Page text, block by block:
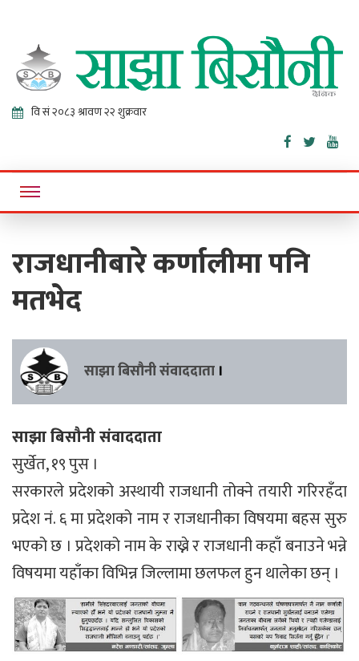
Sajha
Bisaunee
Online News Portal
राजधानीबारे कर्णालीमा पनि
मतभेद
साझा बिसौनी संवाददाता ।
साझा बिसौनी संवाददाता
सुर्खेत, १९ पुस ।
सरकारले प्रदेशको अस्थायी राजधानी तोक्ने तयारी गरिरहँदा
प्रदेश नं. ६ मा प्रदेशको नाम र राजधानीका विषयमा बहस सुरु
भएको छ । प्रदेशको नाम के राख्ने र राजधानी कहाँ बनाउने भन्ने
विषयमा यहाँका विभिन्न जिल्लामा छलफल हुन थालेका छन् ।